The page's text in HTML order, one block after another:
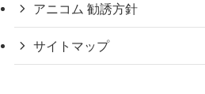
アニコム 勧誘方針
サイトマップ